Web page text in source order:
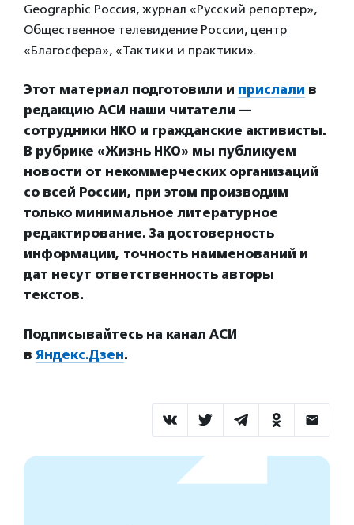
Geographic Россия, журнал «Русский репортер»,
Общественное телевидение России, центр
«Благосфера», «Тактики и практики».
Этот материал подготовили и прислали в
редакцию АСИ наши читатели —
сотрудники НКО и гражданские активисты.
В рубрике «Жизнь НКО» мы публикуем
новости от некоммерческих организаций
со всей России, при этом производим
только минимальное литературное
редактирование. За достоверность
информации, точность наименований и
дат несут ответственность авторы
текстов.
Подписывайтесь на канал АСИ
в Яндекс.Дзен.